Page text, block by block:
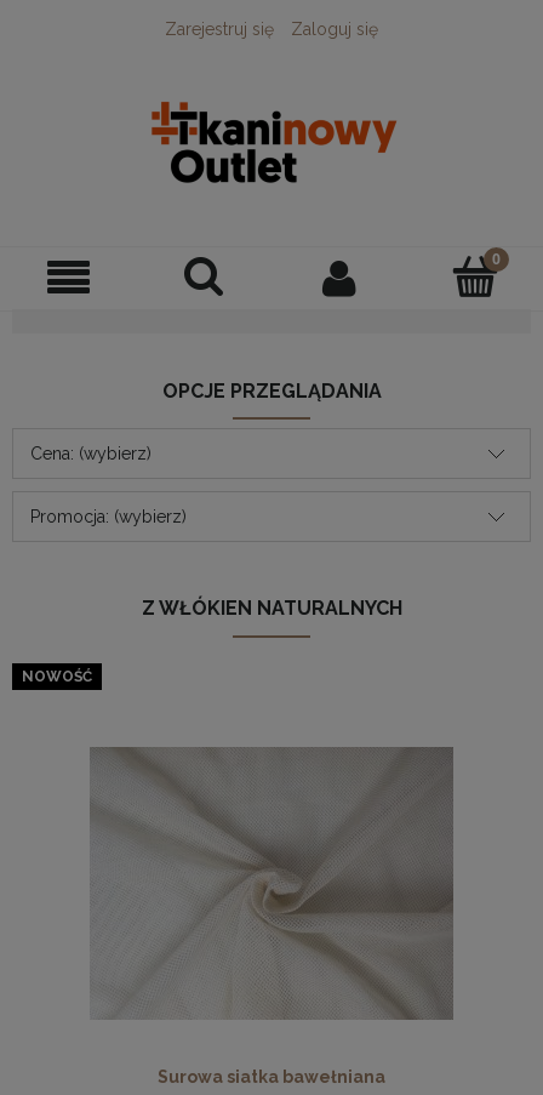
Zarejestruj się Zaloguj się
OPCJE PRZEGLĄDANIA
Cena: (wybierz)
Promocja: (wybierz)
Z WŁÓKIEN NATURALNYCH
Surowa siatka bawełniana
NOWOŚĆ